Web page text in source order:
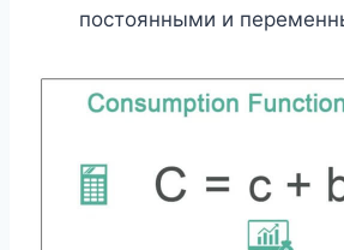
постоянными и